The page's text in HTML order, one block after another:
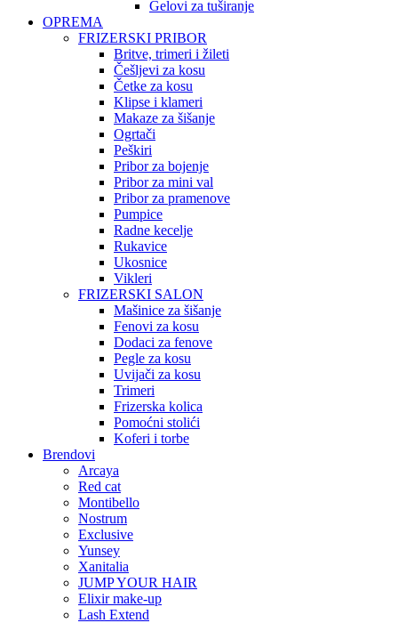
Gelovi za tuširanje
OPREMA
FRIZERSKI PRIBOR
Britve, trimeri i žileti
Češljevi za kosu
Četke za kosu
Klipse i klameri
Makaze za šišanje
Ogrtači
Peškiri
Pribor za bojenje
Pribor za mini val
Pribor za pramenove
Pumpice
Radne kecelje
Rukavice
Ukosnice
Vikleri
FRIZERSKI SALON
Mašinice za šišanje
Fenovi za kosu
Dodaci za fenove
Pegle za kosu
Uvijači za kosu
Trimeri
Frizerska kolica
Pomoćni stolići
Koferi i torbe
Brendovi
Arcaya
Red cat
Montibello
Nostrum
Exclusive
Yunsey
Xanitalia
JUMP YOUR HAIR
Elixir make-up
Lash Extend